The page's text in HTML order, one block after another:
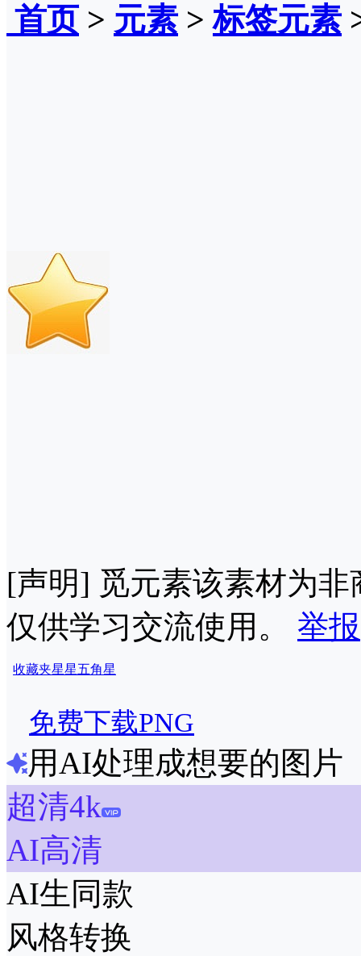
首页> 元素 >标签元素
[声明] 觅元素该素材为
仅供学习交流使用。 举报
收藏夹星星五角星
免费下载PNG
用AI处理成想要的图片
超清4k
AI高清
AI生同款
风格转换